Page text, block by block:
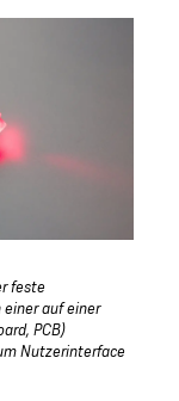
feste
auf einer
PCB)
Nutzerinterface